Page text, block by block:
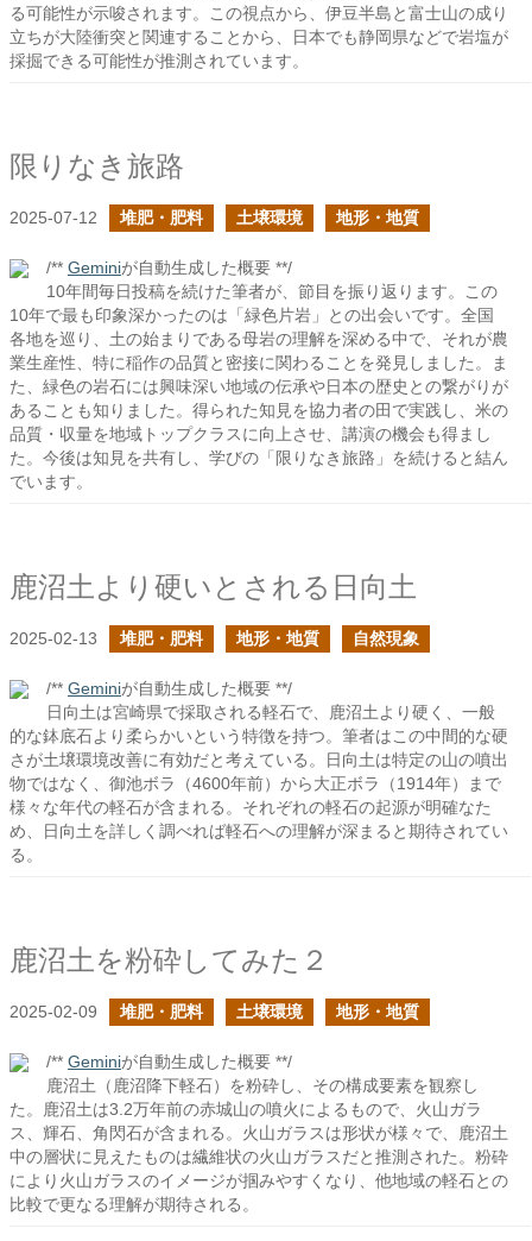
る可能性が示唆されます。この視点から、伊豆半島と富士山の成り
立ちが大陸衝突と関連することから、日本でも静岡県などで岩塩が
採掘できる可能性が推測されています。
限りなき旅路
2025-07-12 堆肥・肥料 土壌環境 地形・地質
/** Geminiが自動生成した概要 **/
10年間毎日投稿を続けた筆者が、節目を振り返ります。この
10年で最も印象深かったのは「緑色片岩」との出会いです。全国
各地を巡り、土の始まりである母岩の理解を深める中で、それが農
業生産性、特に稲作の品質と密接に関わることを発見しました。ま
た、緑色の岩石には興味深い地域の伝承や日本の歴史との繋がりが
あることも知りました。得られた知見を協力者の田で実践し、米の
品質・収量を地域トップクラスに向上させ、講演の機会も得まし
た。今後は知見を共有し、学びの「限りなき旅路」を続けると結ん
でいます。
鹿沼土より硬いとされる日向土
2025-02-13 堆肥・肥料 地形・地質 自然現象
/** Geminiが自動生成した概要 **/
日向土は宮崎県で採取される軽石で、鹿沼土より硬く、一般
的な鉢底石より柔らかいという特徴を持つ。筆者はこの中間的な硬
さが土壌環境改善に有効だと考えている。日向土は特定の山の噴出
物ではなく、御池ボラ（4600年前）から大正ボラ（1914年）まで
様々な年代の軽石が含まれる。それぞれの軽石の起源が明確なた
め、日向土を詳しく調べれば軽石への理解が深まると期待されてい
る。
鹿沼土を粉砕してみた２
2025-02-09 堆肥・肥料 土壌環境 地形・地質
/** Geminiが自動生成した概要 **/
鹿沼土（鹿沼降下軽石）を粉砕し、その構成要素を観察し
た。鹿沼土は3.2万年前の赤城山の噴火によるもので、火山ガラ
ス、輝石、角閃石が含まれる。火山ガラスは形状が様々で、鹿沼土
中の層状に見えたものは繊維状の火山ガラスだと推測された。粉砕
により火山ガラスのイメージが掴みやすくなり、他地域の軽石との
比較で更なる理解が期待される。